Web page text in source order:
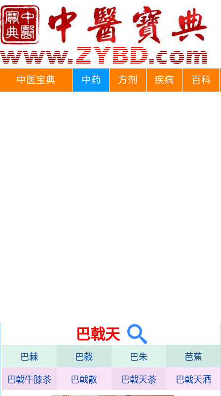
中医宝典 中药 方剂 疾病 百科
巴戟天
巴棘 巴戟 巴朱 芭蕉
巴戟牛膝茶 巴戟散 巴戟天茶 巴戟天酒